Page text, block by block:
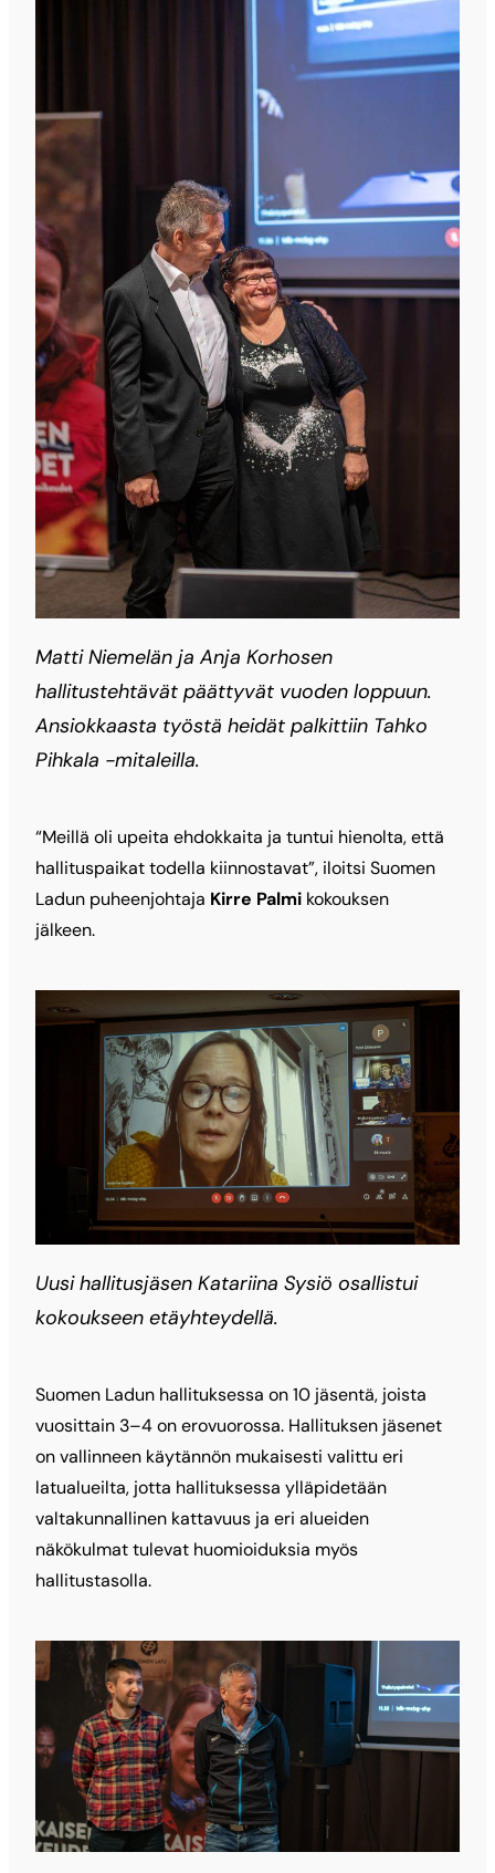
Matti Niemelän ja Anja Korhosen
hallitustehtävät päättyvät vuoden loppuun.
Ansiokkaasta työstä heidät palkittiin Tahko
Pihkala -mitaleilla.
“Meillä oli upeita ehdokkaita ja tuntui hienolta, että
hallituspaikat todella kiinnostavat”, iloitsi Suomen
Ladun puheenjohtaja Kirre Palmi kokouksen
jälkeen.
Uusi hallitusjäsen Katariina Sysiö osallistui
kokoukseen etäyhteydellä.
Suomen Ladun hallituksessa on 10 jäsentä, joista
vuosittain 3–4 on erovuorossa. Hallituksen jäsenet
on vallinneen käytännön mukaisesti valittu eri
latualueilta, jotta hallituksessa ylläpidetään
valtakunnallinen kattavuus ja eri alueiden
näkökulmat tulevat huomioiduksia myös
hallitustasolla.